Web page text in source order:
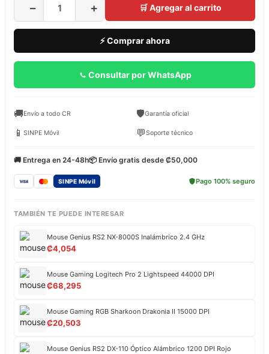
− + 🛒 Agregar al carrito
⚡ Comprar ahora
Consultar por WhatsApp
🚚Envío a todo CR 🛡️Garantía oficial
📱 SINPE Móvil 💬Soporte técnico
🚚 Entrega en 24-48h📦 Envío gratis desde ₡50,000
SINPE Móvil Pago 100% seguro
TAMBIÉN TE PUEDE INTERESAR
Mouse Genius RS2 NX-8000S Inalámbrico 2.4 GHz
₡4,054
Mouse Gaming Logitech Pro 2 Lightspeed 44000 DPI
₡68,295
Mouse Gaming RGB Sharkoon Drakonia II 15000 DPI
₡20,503
Mouse Genius RS2 DX-110 Óptico Alámbrico 1200 DPI Rojo